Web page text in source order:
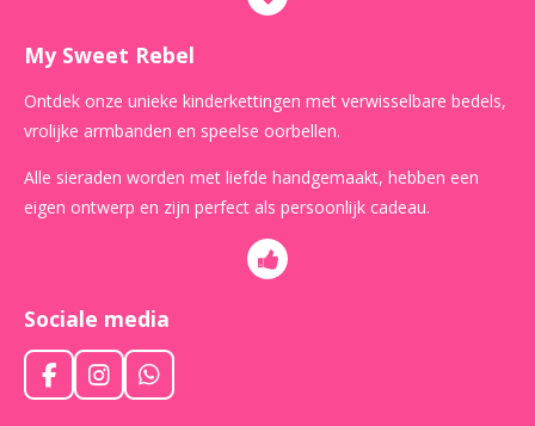
My Sweet Rebel
Ontdek onze unieke kinderkettingen met verwisselbare bedels,
vrolijke armbanden en speelse oorbellen.
Alle sieraden worden met liefde handgemaakt, hebben een
eigen ontwerp en zijn perfect als persoonlijk cadeau.
Sociale media
F
a
I
n
W
h